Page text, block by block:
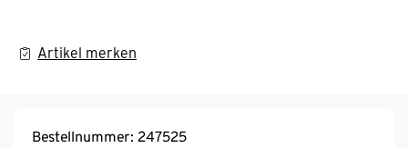
Artikel merken
Bestellnummer: 247525